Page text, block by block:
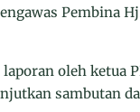
Pembina
oleh ketua
sambutan